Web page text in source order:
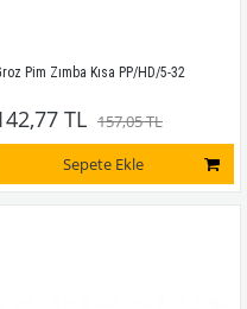
Pim Zımba Kısa PP/HD/5-32
TL 157,05 TL
Sepete Ekle